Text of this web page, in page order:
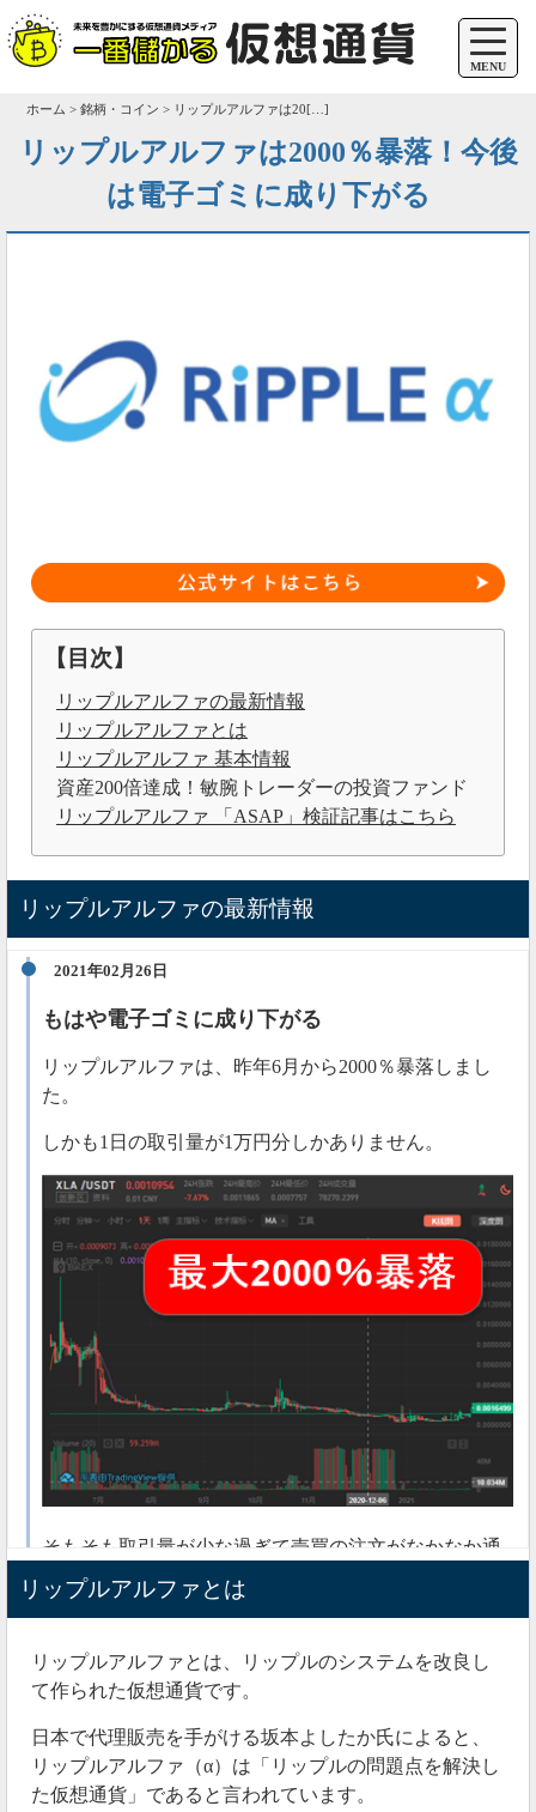
MENU
ホーム > 銘柄・コイン > リップルアルファは20[…]
リップルアルファは2000％暴落！今後
は電子ゴミに成り下がる
【目次】
リップルアルファの最新情報
リップルアルファとは
リップルアルファ 基本情報
資産200倍達成！敏腕トレーダーの投資ファンド
リップルアルファ 「ASAP」検証記事はこちら
リップルアルファの最新情報
2021年02月26日
もはや電子ゴミに成り下がる
リップルアルファは、昨年6月から2000％暴落しまし
た。
しかも1日の取引量が1万円分しかありません。
そもそも取引量が少な過ぎて売買の注文がなかなか通
らない状況です。
今すぐ利益を出したいのなら、 毎月500％超えの仮
想通貨を配信 してくれる投資サービスを使った方が
良いでしょう。
2020年08月27日
90日間ロックで10％のリターン
リップルアルファとは
リップルアルファとは、リップルのシステムを改良し
て作られた仮想通貨です。
日本で代理販売を手がける坂本よしたか氏によると、
リップルアルファ（α） は「リップルの問題点を解決し
た仮想通貨」であると言われています。